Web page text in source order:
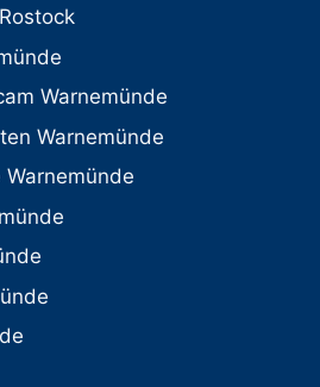
Warnemünde
Warnemünde